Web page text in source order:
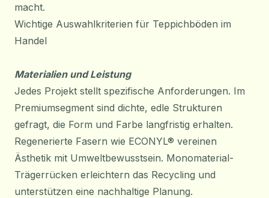
macht.
Wichtige Auswahlkriterien für Teppichböden im
Handel
Materialien und Leistung
Jedes Projekt stellt spezifische Anforderungen. Im
Premiumsegment sind dichte, edle Strukturen
gefragt, die Form und Farbe langfristig erhalten.
Regenerierte Fasern wie ECONYL® vereinen
Ästhetik mit Umweltbewusstsein. Monomaterial-
Trägerrücken erleichtern das Recycling und
unterstützen eine nachhaltige Planung.